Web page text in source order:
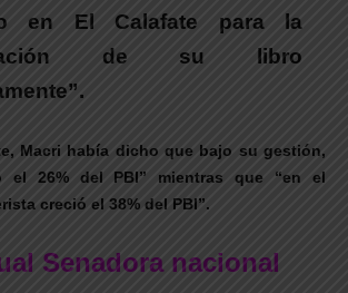
en El Calafate para la
de su libro
Macri había dicho que bajo su gestión,
el 26% del PBI” mientras que “en el
creció el 38% del PBI”.
Senadora nacional